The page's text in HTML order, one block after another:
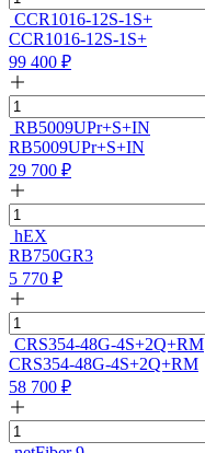
CCR1016-12S-1S+
CCR1016-12S-1S+
99 400 ₽
RB5009UPr+S+IN
RB5009UPr+S+IN
29 700 ₽
hEX
RB750GR3
5 770 ₽
CRS354-48G-4S+2Q+RM
CRS354-48G-4S+2Q+RM
58 700 ₽